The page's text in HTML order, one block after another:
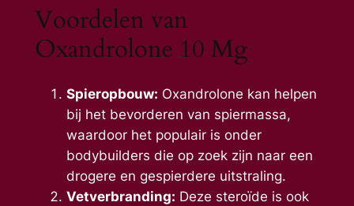
Voordelen van
Oxandrolone 10 Mg
Spieropbouw: Oxandrolone kan helpen
bij het bevorderen van spiermassa,
waardoor het populair is onder
bodybuilders die op zoek zijn naar een
drogere en gespierdere uitstraling.
Vetverbranding: Deze steroïde is ook